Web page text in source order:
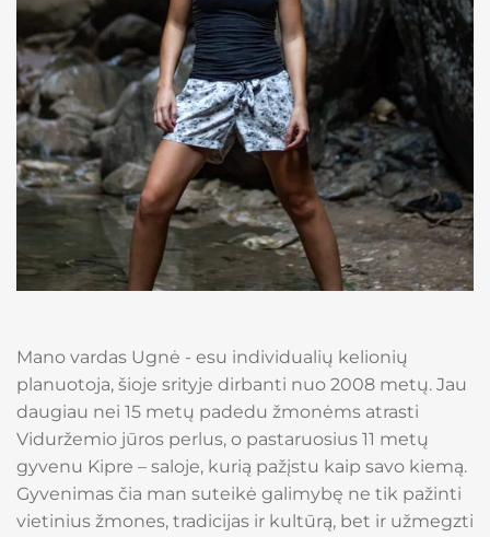
Mano vardas Ugnė - esu individualių kelionių
planuotoja, šioje srityje dirbanti nuo 2008 metų. Jau
daugiau nei 15 metų padedu žmonėms atrasti
Viduržemio jūros perlus, o pastaruosius 11 metų
gyvenu Kipre – saloje, kurią pažįstu kaip savo kiemą.
Gyvenimas čia man suteikė galimybę ne tik pažinti
vietinius žmones, tradicijas ir kultūrą, bet ir užmegzti